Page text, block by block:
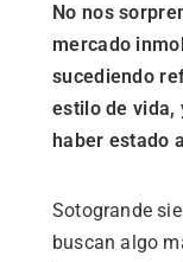
No nos
mercado
sucediendo
estilo de vida,
haber estado
Sotogrande
buscan algo